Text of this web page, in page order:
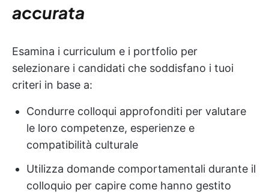
accurata
Esamina i curriculum e i portfolio per
selezionare i candidati che soddisfano i tuoi
criteri in base a:
Condurre colloqui approfonditi per valutare
le loro competenze, esperienze e
compatibilità culturale
Utilizza domande comportamentali durante il
colloquio per capire come hanno gestito